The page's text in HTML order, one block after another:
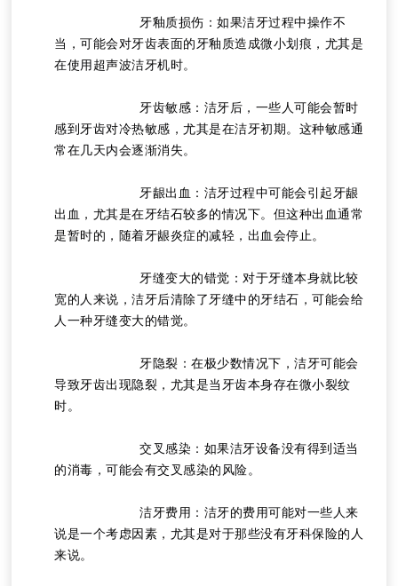
当，可能会对牙齿表面的牙釉质造成微小划痕，尤其是
在使用超声波洁牙机时。
感到牙齿对冷热敏感，尤其是在洁牙初期。这种敏感通
常在几天内会逐渐消失。
出血，尤其是在牙结石较多的情况下。但这种出血通常
是暂时的，随着牙龈炎症的减轻，出血会停止。
宽的人来说，洁牙后清除了牙缝中的牙结石，可能会给
人一种牙缝变大的错觉。
导致牙齿出现隐裂，尤其是当牙齿本身存在微小裂纹
时。
			交叉感染：如果洁牙设备没有得到适当
的消毒，可能会有交叉感染的风险。
			洁牙费用：洁牙的费用可能对一些人来
说是一个考虑因素，尤其是对于那些没有牙科保险的人
来说。